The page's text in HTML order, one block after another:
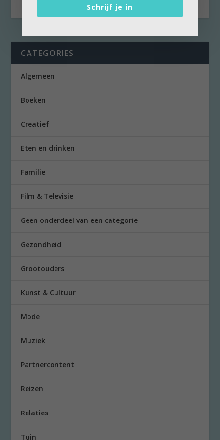
CATEGORIES
Algemeen
Boeken
Creatief
Eten en drinken
Familie
Film & Televisie
Geen onderdeel van een categorie
Gezondheid
Grootouders
Kunst & Cultuur
Mode
Muziek
Partnercontent
Reizen
Relaties
Tuin
Schrijf je in